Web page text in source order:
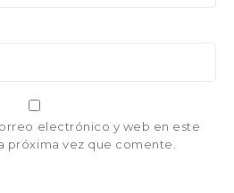
electrónico y web en este
próxima vez que comente.